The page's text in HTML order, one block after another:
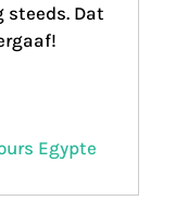
steeds. Dat
Egypte